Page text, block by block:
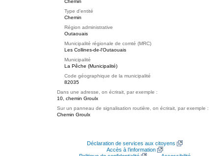
Chemin
Type d'entité
Chemin
Région administrative
Outaouais
Municipalité régionale de comté (MRC)
Les Collines-de-l'Outaouais
Municipalité
La Pêche (Municipalité)
Code géographique de la municipalité
82035
Dans une adresse, on écrirait, par exemple :
10, chemin Groulx
Sur un panneau de signalisation routière, on écrirait, par exemple :
Chemin Groulx
Déclaration de services aux citoyens
Accès à l’information